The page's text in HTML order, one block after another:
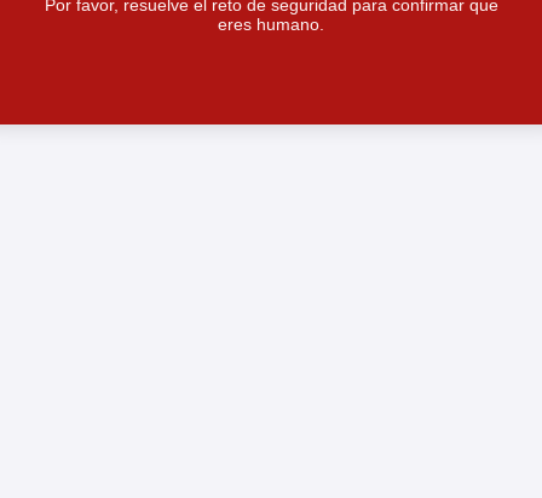
Por favor, resuelve el reto de seguridad para confirmar que
eres humano.